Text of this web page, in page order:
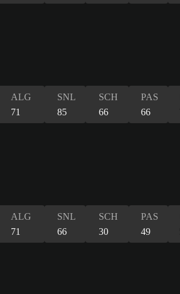
ALG
71
SNL
85
SCH
66
PAS
66
ALG
71
SNL
66
SCH
30
PAS
49